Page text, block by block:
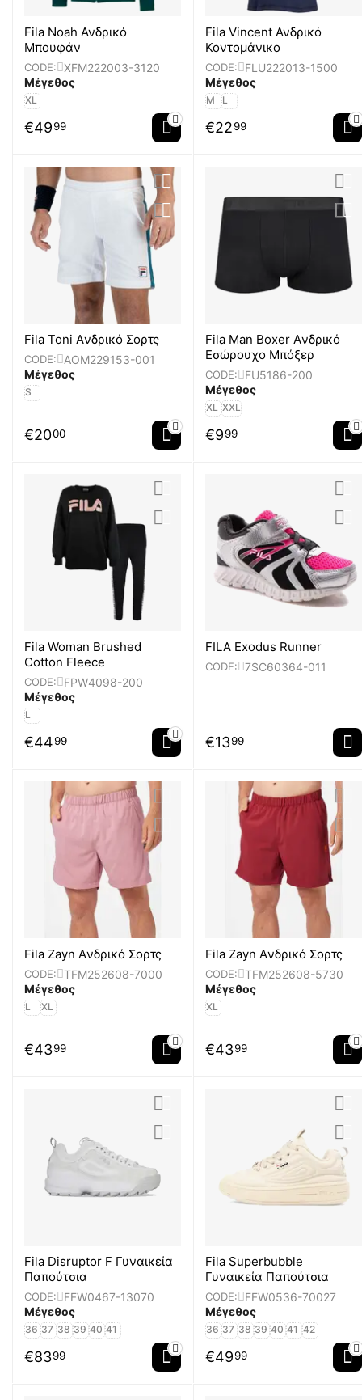
Fila Noah Ανδρικό
Μπουφάν
CODE:
XFM222003-3120
Μέγεθος
XL
€4999
Fila Vincent Ανδρικό
Κοντομάνικο
CODE:
FLU222013-1500
Μέγεθος
M L
€2299
Fila Toni Aνδρικό Σορτς
CODE:
AOM229153-001
Μέγεθος
S
€2000
Fila Man Boxer Aνδρικό
Εσώρουχο Μπόξερ
CODE:
FU5186-200
Μέγεθος
XL XXL
€999
Fila Woman Brushed
Cotton Fleece
CODE:
FPW4098-200
Μέγεθος
L
€4499
FILA Exodus Runner
CODE: 7SC60364-011
€1399
Fila Zayn Aνδρικό Σορτς
CODE:
TFM252608-7000
Μέγεθος
L XL
€4399
Fila Zayn Aνδρικό Σορτς
CODE:
TFM252608-5730
Μέγεθος
XL
€4399
Fila Disruptor F Γυναικεία
Παπούτσια
CODE:
FFW0467-13070
Μέγεθος
36 37 38 39 40 41
€8399
Fila Superbubble
Γυναικεία Παπούτσια
CODE:
FFW0536-70027
Μέγεθος
36 37 38 39 40 41 42
€4999